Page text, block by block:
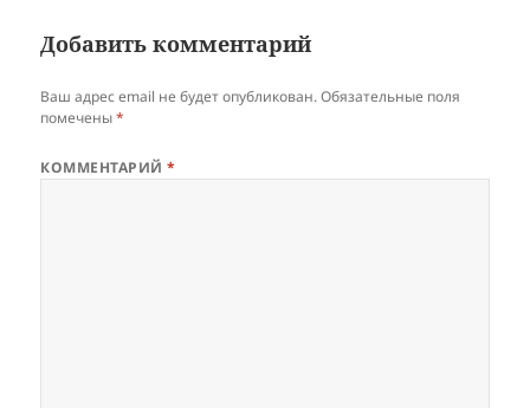
Добавить комментарий
Ваш адрес email не будет опубликован. Обязательные поля
помечены*
КОММЕНТАРИЙ*